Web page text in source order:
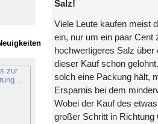
Salz!
Viele Leute kaufen meist
ein, nur um ein paar Cent
hochwertigeres Salz
dieser Kauf schon
solch eine Packung hält,
Ersparnis bei dem
Wobei der Kauf des
großer Schritt in Richtung